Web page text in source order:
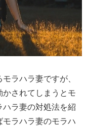
ラハラ妻ですが、
されてしまうとモ
ラ妻の対処法を紹
ラハラ妻のモラハ